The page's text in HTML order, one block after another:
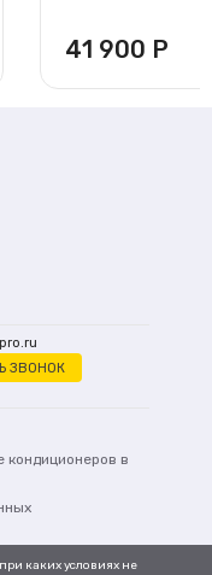
41 900 Р
ЗВОНОК
кондиционеров в
каких условиях не